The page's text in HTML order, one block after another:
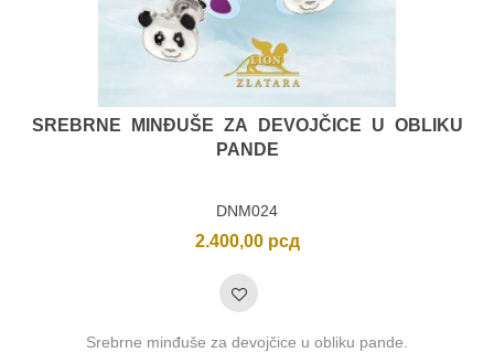
SREBRNE MINĐUŠE ZA DEVOJČICE U OBLIKU
PANDE
DNM024
2.400,00 рсд
Srebrne minđuše za devojčice u obliku pande.